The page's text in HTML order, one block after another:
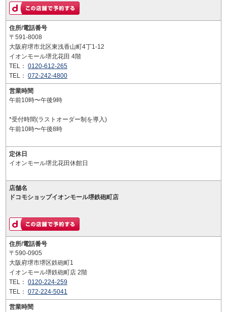
住所/電話番号
〒591-8008
大阪府堺市北区東浅香山町4丁1-12
イオンモール堺北花田 4階
TEL： 0120-612-265
TEL： 072-242-4800
営業時間
午前10時〜午後9時
*受付時間(ラストオーダー制を導入)
午前10時〜午後8時
定休日
イオンモール堺北花田休館日
店舗名
ドコモショップイオンモール堺鉄砲町店
住所/電話番号
〒590-0905
大阪府堺市堺区鉄砲町1
イオンモール堺鉄砲町店 2階
TEL： 0120-224-259
TEL： 072-224-5041
営業時間